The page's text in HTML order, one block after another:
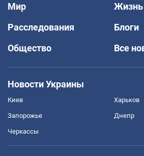
Мир
Жизнь
Расследования
Блоги
Общество
Все
Новости Украины
Киев Харьков
Запорожье Днепр
Черкассы